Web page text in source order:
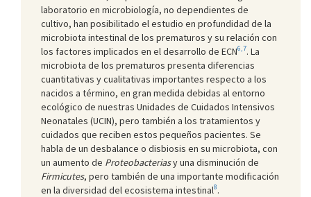
laboratorio en microbiología, no dependientes de
cultivo, han posibilitado el estudio en profundidad de la
microbiota intestinal de los prematuros y su relación con
los factores implicados en el desarrollo de ECN6,7. La
microbiota de los prematuros presenta diferencias
cuantitativas y cualitativas importantes respecto a los
nacidos a término, en gran medida debidas al entorno
ecológico de nuestras Unidades de Cuidados Intensivos
Neonatales (UCIN), pero también a los tratamientos y
cuidados que reciben estos pequeños pacientes. Se
habla de un desbalance o disbiosis en su microbiota, con
un aumento de Proteobacteriasy una disminución de
Firmicutes, pero también de una importante modificación
en la diversidad del ecosistema intestinal8.